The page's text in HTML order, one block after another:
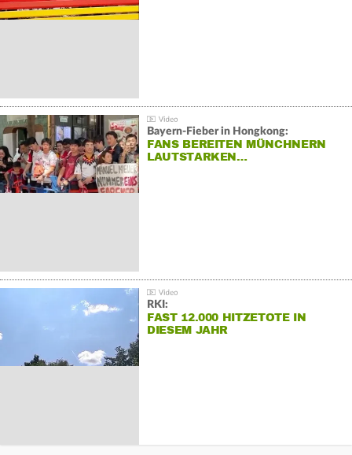
Bayern-Fieber in Hongkong:
FANS BEREITEN MÜNCHNERN
LAUTSTARKEN…
RKI:
FAST 12.000 HITZETOTE IN
DIESEM JAHR